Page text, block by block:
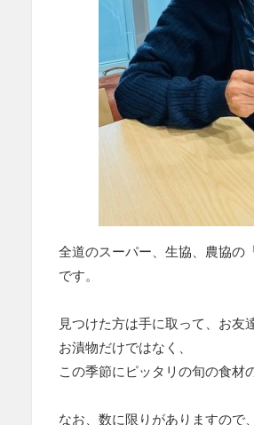
全道のスーパー、生協、農協の
です。
見つけた方は手に取って、お友
お漬物だけではなく、
この季節にピッタリの旬の食材
なお、数に限りがありますので